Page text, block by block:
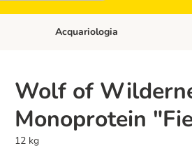
Apri Menù Categoria: Roditori &
Acquariologia
Wolf of
Monoprotein
12 kg